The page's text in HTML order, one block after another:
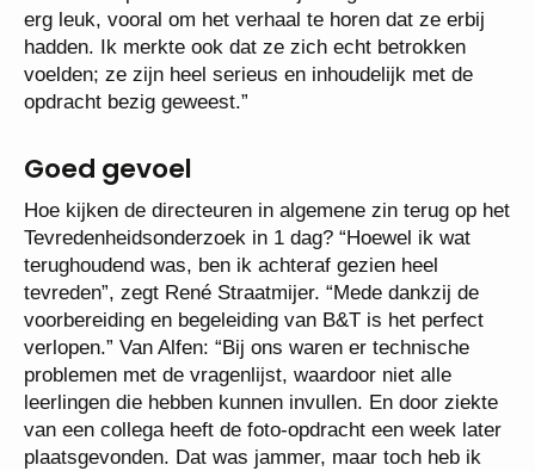
erg leuk, vooral om het verhaal te horen dat ze erbij
hadden. Ik merkte ook dat ze zich echt betrokken
voelden; ze zijn heel serieus en inhoudelijk met de
opdracht bezig geweest.”
Goed gevoel
Hoe kijken de directeuren in algemene zin terug op het
Tevredenheidsonderzoek in 1 dag? “Hoewel ik wat
terughoudend was, ben ik achteraf gezien heel
tevreden”, zegt René Straatmijer. “Mede dankzij de
voorbereiding en begeleiding van B&T is het perfect
verlopen.” Van Alfen: “Bij ons waren er technische
problemen met de vragenlijst, waardoor niet alle
leerlingen die hebben kunnen invullen. En door ziekte
van een collega heeft de foto-opdracht een week later
plaatsgevonden. Dat was jammer, maar toch heb ik